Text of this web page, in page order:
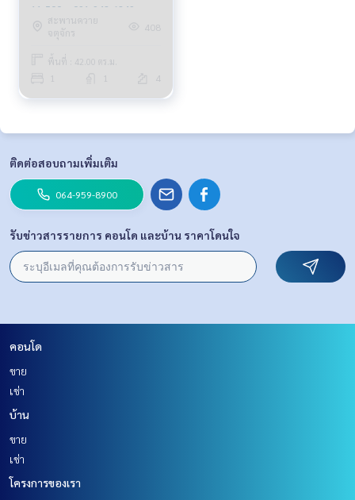
11,500บ. 091-942-6249
สะพานควาย
จตุจักร
408
พื้นที่ : 42.00 ตร.ม.
4
ติดต่อสอบถามเพิ่มเติม
064-959-8900
รับข่าวสารรายการ คอนโด และบ้าน ราคาโดนใจ
คอนโด
ขาย
เช่า
บ้าน
ขาย
เช่า
โครงการของเรา